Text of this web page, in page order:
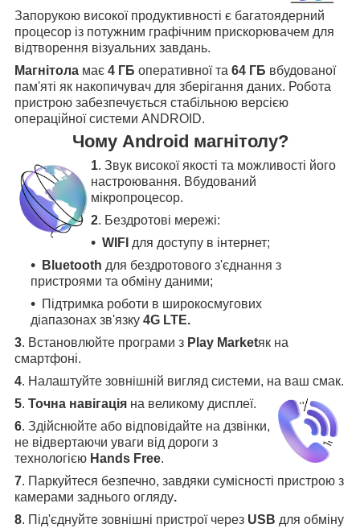
Запорукою високої продуктивності є багатоядерний
процесор із потужним графічним прискорювачем для
відтворення візуальних завдань.
Магнітола має 4 ГБ оперативної та 64 ГБ вбудованої
пам'яті як накопичувач для зберігання даних. Робота
пристрою забезпечується стабільною версією
операційної системи ANDROID.
Чому Android магнітолу?
1. Звук високої якості та можливості його
настроювання. Вбудований
мікропроцесор.
2. Бездротові мережі:
WIFI для доступу в інтернет;
Bluetooth для бездротового з'єднання з
пристроями та обміну даними;
Підтримка роботи в широкосмугових
діапазонах зв'язку 4G LTE.
3. Встановлюйте програми з Play Marketяк на
смартфоні.
4. Налаштуйте зовнішній вигляд системи, на ваш смак.
5. Точна навігація на великому дисплеї.
6. Здійснюйте або відповідайте на дзвінки,
не відвертаючи уваги від дороги з
технологією Hands Free.
7. Паркуйтеся безпечно, завдяки сумісності пристрою з
камерами заднього огляду.
8. Під'єднуйте зовнішні пристрої через USB для обміну